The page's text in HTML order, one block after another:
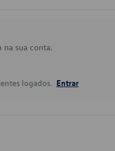
na sua conta.
logados. Entrar